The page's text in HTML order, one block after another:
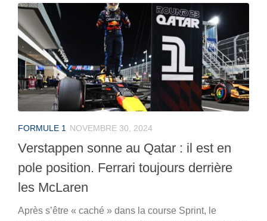
FORMULE 1 NOVEMBRE 30, 2024
Verstappen sonne au Qatar : il est en
pole position. Ferrari toujours derrière
les McLaren
Après s’être « caché » dans la course Sprint, le